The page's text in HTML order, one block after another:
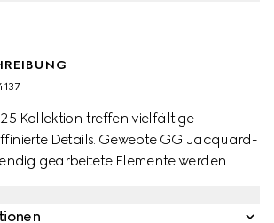
Kollektion treffen vielfältige
Details. Gewebte GG Jacquard-
gearbeitete Elemente werden